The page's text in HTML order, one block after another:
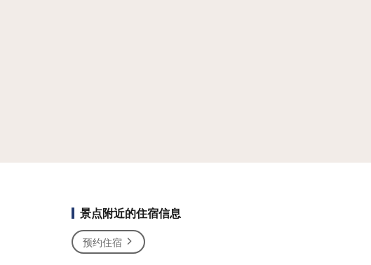
景点附近的住宿信息
预约住宿